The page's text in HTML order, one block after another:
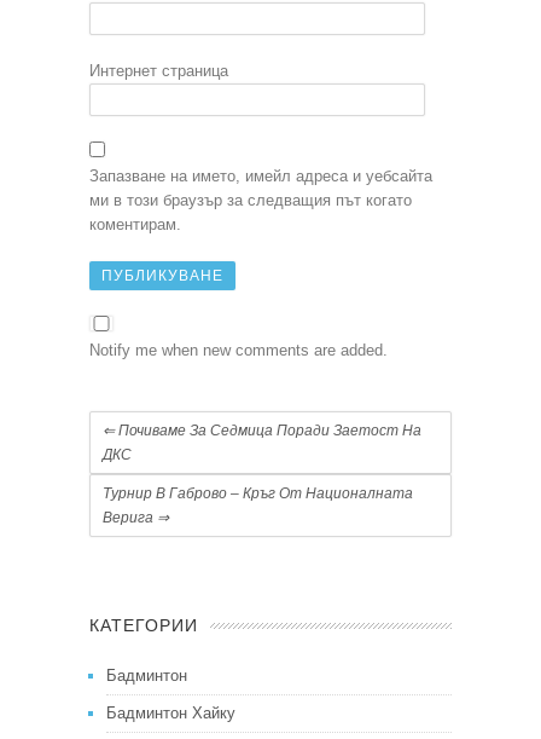
Интернет страница
Запазване на името, имейл адреса и уебсайта
ми в този браузър за следващия път когато
коментирам.
Notify me when new comments are added.
⇐Почиваме За Седмица Поради Заетост На
ДКС
Турнир В Габрово – Кръг От Националната
Верига ⇒
КАТЕГОРИИ
Бадминтон
Бадминтон Хайку